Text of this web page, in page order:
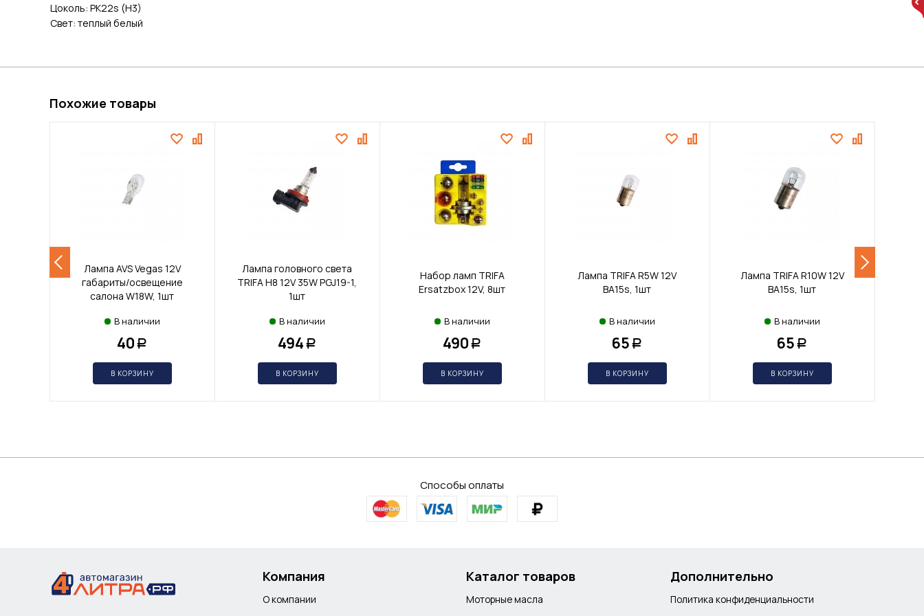
Цоколь: PK22s (H3)
Свет: теплый белый
Похожие товары
Лампа AVS Vegas 12V
габариты/освещение
салона W18W, 1шт
В наличии
40 Р
В КОРЗИНУ
Лампа головного света
TRIFA H8 12V 35W PGJ19-1,
1шт
В наличии
494 Р
В КОРЗИНУ
Набор ламп TRIFA
Ersatzbox 12V, 8шт
В наличии
490 Р
В КОРЗИНУ
Лампа TRIFA R5W 12V
BA15s, 1шт
В наличии
65 Р
В КОРЗИНУ
Лампа TRIFA R10W 12V
BA15s, 1шт
В наличии
65 Р
В КОРЗИНУ
Способы оплаты
Компания
О компании
Каталог товаров
Моторные масла
Дополнительно
Политика конфиденциальности